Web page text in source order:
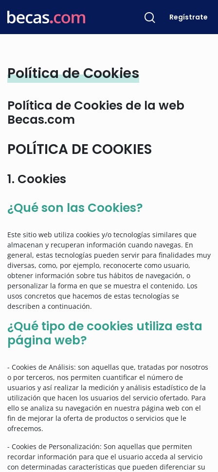
Regístrate
Política de Cookies
Política de Cookies de la web
Becas.com
POLÍTICA DE COOKIES
1. Cookies
¿Qué son las Cookies?
Este sitio web utiliza cookies y/o tecnologías similares que
almacenan y recuperan información cuando navegas. En
general, estas tecnologías pueden servir para finalidades muy
diversas, como, por ejemplo, reconocerte como usuario,
obtener información sobre tus hábitos de navegación, o
personalizar la forma en que se muestra el contenido. Los
usos concretos que hacemos de estas tecnologías se
describen a continuación.
¿Qué tipo de cookies utiliza esta
página web?
- Cookies de Análisis: son aquellas que, tratadas por nosotros
o por terceros, nos permiten cuantificar el número de
usuarios y así realizar la medición y análisis estadístico de la
utilización que hacen los usuarios del servicio ofertado. Para
ello se analiza su navegación en nuestra página web con el
fin de mejorar la oferta de productos o servicios que le
ofrecemos.
- Cookies de Personalización: Son aquellas que permiten
recordar información para que el usuario acceda al servicio
con determinadas características que pueden diferenciar su